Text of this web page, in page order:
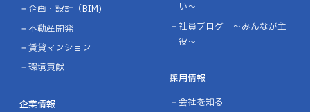
企画・設計（BIM)
不動産開発
賃貸マンション
環境貢献
企業情報
い～
社員ブログ ～みんなが主
役～
採用情報
会社を知る